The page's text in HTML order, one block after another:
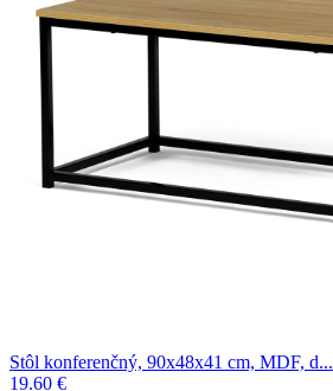
Stôl konferenčný, 90x48x41 cm, MDF, d...
19.60 €